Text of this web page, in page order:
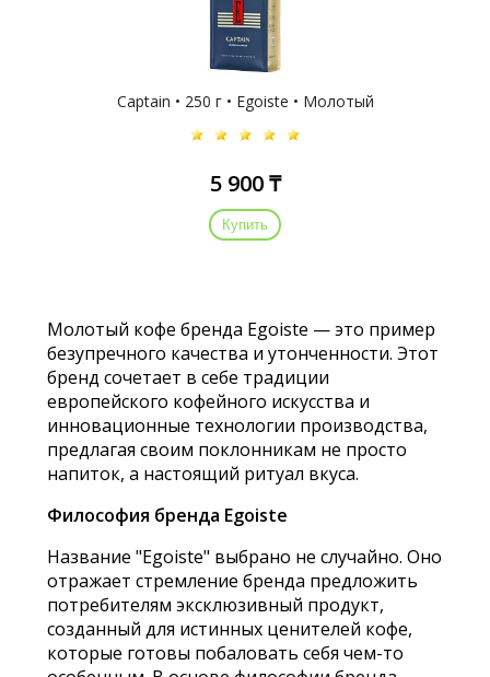
Captain • 250 г • Egoiste • Молотый
5 900 ₸
Купить
Молотый кофе бренда Egoiste — это пример
безупречного качества и утонченности. Этот
бренд сочетает в себе традиции
европейского кофейного искусства и
инновационные технологии производства,
предлагая своим поклонникам не просто
напиток, а настоящий ритуал вкуса.
Философия бренда Egoiste
Название "Egoiste" выбрано не случайно. Оно
отражает стремление бренда предложить
потребителям эксклюзивный продукт,
созданный для истинных ценителей кофе,
которые готовы побаловать себя чем-то